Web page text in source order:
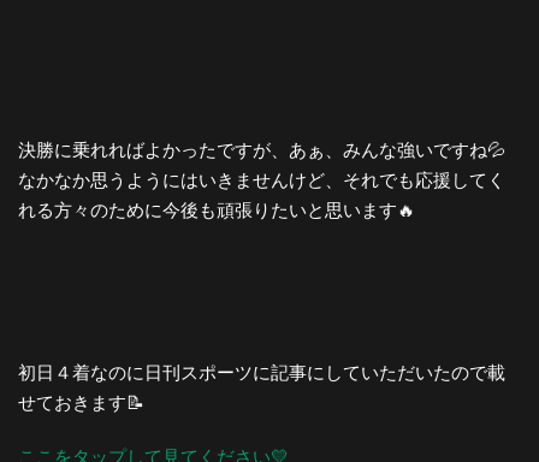
決勝に乗れればよかったですが、あぁ、みんな強いですね💦
なかなか思うようにはいきませんけど、それでも応援してく
れる方々のために今後も頑張りたいと思います🔥
初日４着なのに日刊スポーツに記事にしていただいたので載
せておきます📝
ここをタップして見てください💛